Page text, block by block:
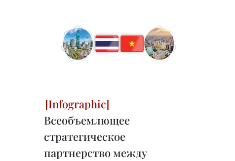
Всеобъемлющее
стратегическое
партнерство между